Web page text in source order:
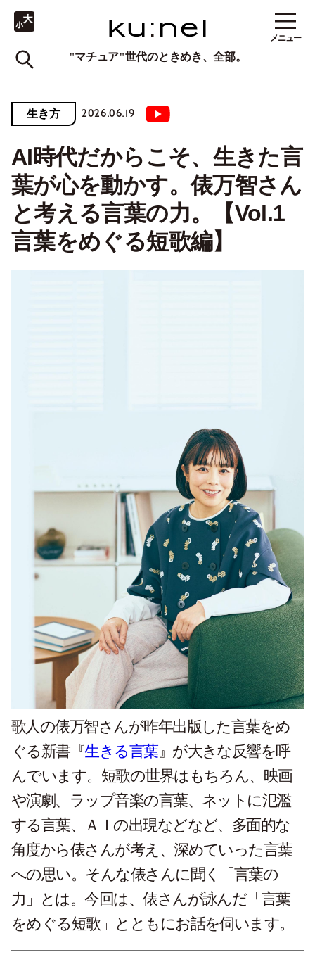
"マチュア"世代のときめき、全部。
メニュー
生き方 2026.06.19
AI時代だからこそ、生きた言
葉が心を動かす。俵万智さん
と考える言葉の力。【Vol.1
言葉をめぐる短歌編】
歌人の俵万智さんが昨年出版した言葉をめ
ぐる新書『生きる言葉』が大きな反響を呼
んでいます。短歌の世界はもちろん、映画
や演劇、ラップ音楽の言葉、ネットに氾濫
する言葉、ＡＩの出現などなど、多面的な
角度から俵さんが考え、深めていった言葉
への思い。そんな俵さんに聞く「言葉の
力」とは。今回は、俵さんが詠んだ「言葉
をめぐる短歌」とともにお話を伺います。